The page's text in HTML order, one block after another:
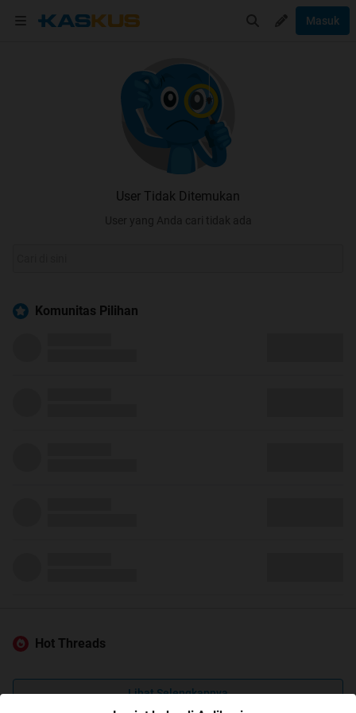
Masuk
User Tidak Ditemukan
User yang Anda cari tidak ada
Komunitas Pilihan
Hot Threads
Lihat Selengkapnya